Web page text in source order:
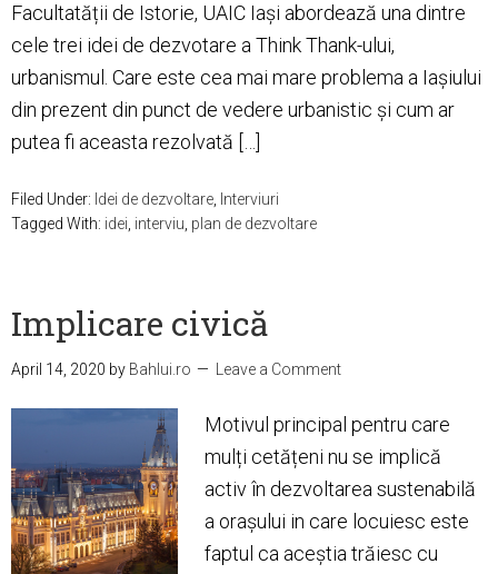
Facultatății de Istorie, UAIC Iași abordează una dintre
cele trei idei de dezvotare a Think Thank-ului,
urbanismul. Care este cea mai mare problema a Iașiului
din prezent din punct de vedere urbanistic și cum ar
putea fi aceasta rezolvată […]
Filed Under: Idei de dezvoltare
Interviuri
Tagged With: idei interviu plan de dezvoltare
Implicare civică
April 14, 2020 by Bahlui.ro Leave a Comment
Motivul principal pentru care
mulți cetățeni nu se implică
activ în dezvoltarea sustenabilă
a orașului in care locuiesc este
faptul ca aceștia trăiesc cu